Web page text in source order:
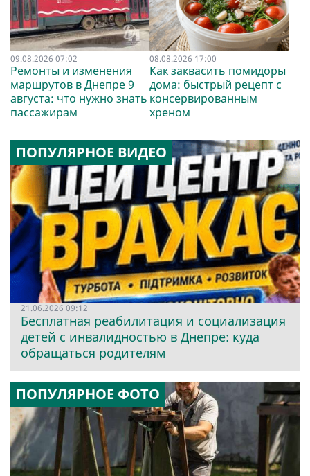
09.08.2026 07:02
Ремонты и изменения
маршрутов в Днепре 9
августа: что нужно знать
пассажирам
08.08.2026 17:00
Как заквасить помидоры
дома: быстрый рецепт с
консервированным
хреном
ПОПУЛЯРНОЕ ВИДЕО
21.06.2026 09:12
Бесплатная реабилитация и социализация
детей с инвалидностью в Днепре: куда
обращаться родителям
ПОПУЛЯРНОЕ ФОТО